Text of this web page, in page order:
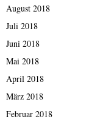
August 2018
Juli 2018
Juni 2018
Mai 2018
April 2018
März 2018
Februar 2018